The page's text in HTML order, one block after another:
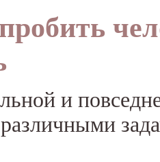
и
различными